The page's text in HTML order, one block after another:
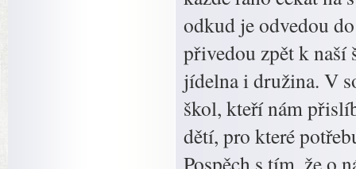
odkud je odvedou
přivedou zpět k naší
jídelna i družina. V
škol, kteří nám
dětí, pro které
Pospěch s tím, že o